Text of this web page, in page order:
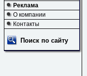
Реклама
О компании
Контакты
Поиск по сайту